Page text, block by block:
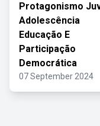
Protagonismo
Adolescência
Educação E
Participação
Democrática
07 September 2024